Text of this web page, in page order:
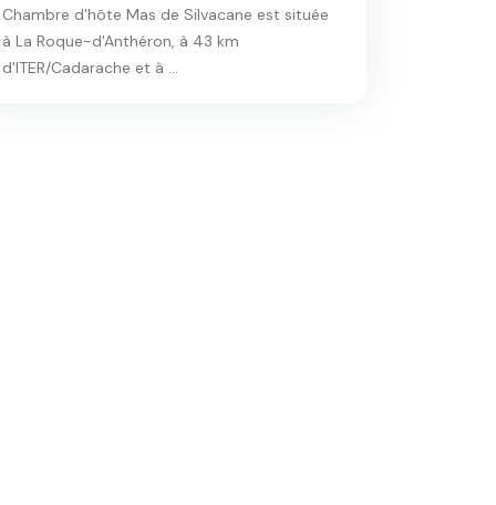
Chambre d'hôte Mas de Silvacane est située
à La Roque-d'Anthéron, à 43 km
d'ITER/Cadarache et à ...